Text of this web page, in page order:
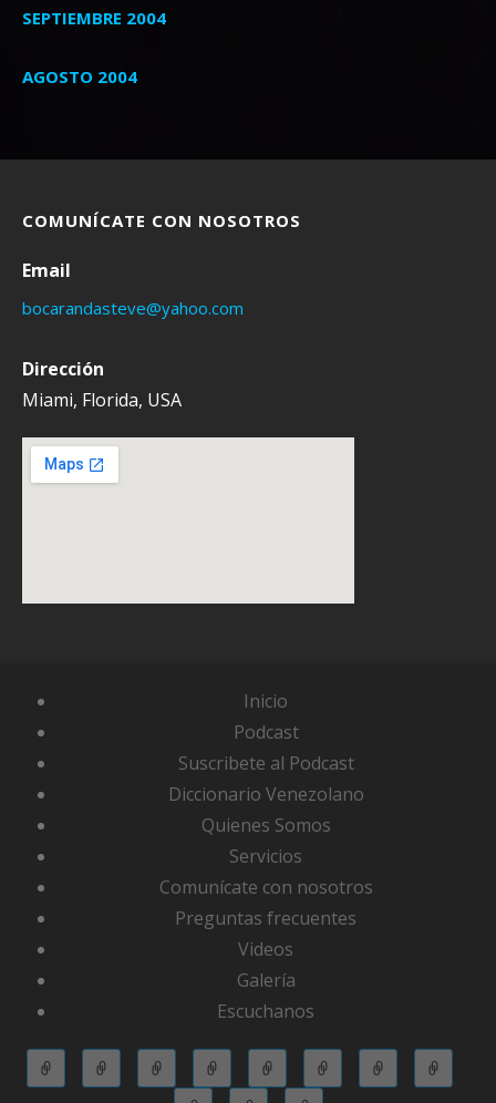
SEPTIEMBRE 2004
AGOSTO 2004
COMUNÍCATE CON NOSOTROS
Email
bocarandasteve@yahoo.com
Dirección
Miami, Florida, USA
Inicio
Podcast
Suscribete al Podcast
Diccionario Venezolano
Quienes Somos
Servicios
Comunícate con nosotros
Preguntas frecuentes
Videos
Galería
Escuchanos